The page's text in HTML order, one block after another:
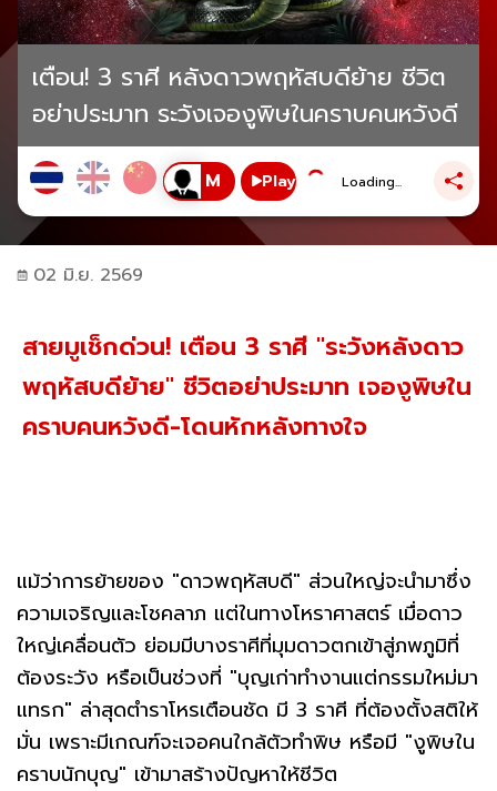
เตือน! 3 ราศี หลังดาวพฤหัสบดีย้าย ชีวิต
อย่าประมาท ระวังเจองูพิษในคราบคนหวังดี
Play Loading...
02 มิ.ย. 2569
สายมูเช็กด่วน! เตือน 3 ราศี "ระวังหลังดาว
พฤหัสบดีย้าย" ชีวิตอย่าประมาท เจองูพิษใน
คราบคนหวังดี-โดนหักหลังทางใจ
แม้ว่าการย้ายของ "ดาวพฤหัสบดี" ส่วนใหญ่จะนำมาซึ่ง
ความเจริญและโชคลาภ แต่ในทางโหราศาสตร์ เมื่อดาว
ใหญ่เคลื่อนตัว ย่อมมีบางราศีที่มุมดาวตกเข้าสู่ภพภูมิที่
ต้องระวัง หรือเป็นช่วงที่ "บุญเก่าทำงานแต่กรรมใหม่มา
แทรก" ล่าสุดตำราโหรเตือนชัด มี 3 ราศี ที่ต้องตั้งสติให้
มั่น เพราะมีเกณฑ์จะเจอคนใกล้ตัวทำพิษ หรือมี "งูพิษใน
คราบนักบุญ" เข้ามาสร้างปัญหาให้ชีวิต